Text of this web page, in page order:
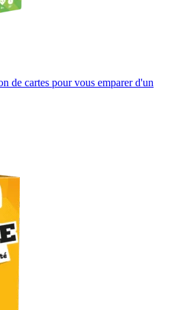
de cartes pour vous emparer d'un